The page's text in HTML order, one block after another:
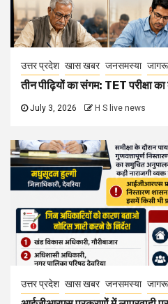
उत्तर प्रदेश खास खबर जनसमस्या
तीन पीढ़ियों का संगम: TET परीक्षा
July 3, 2026 H S live news
उत्तर प्रदेश खास खबर जनसमस्या